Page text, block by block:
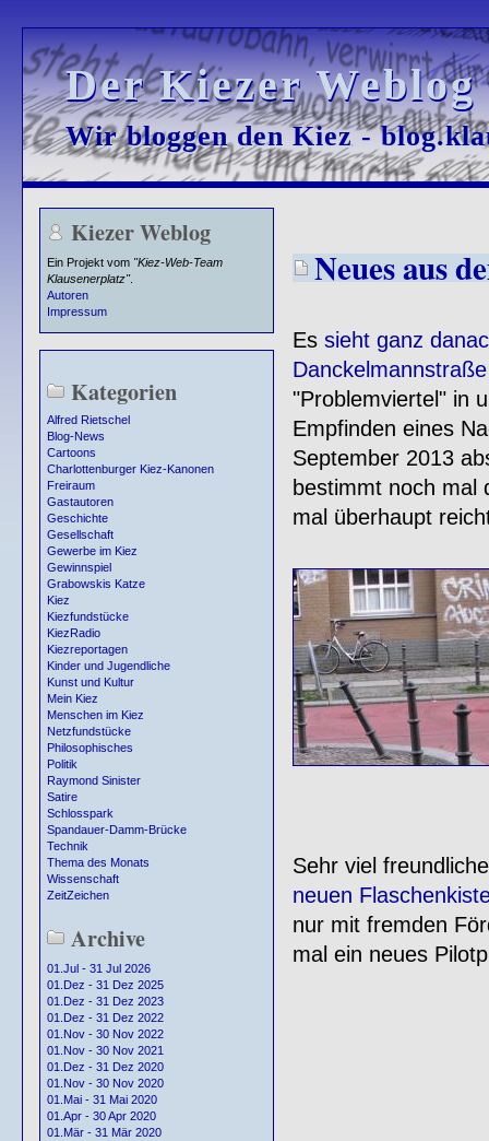
Der Kiezer
Der Kiezer
Wir bloggen den Kiez -
Wir bloggen den Kiez -
Kiezer Weblog
Ein Projekt vom "Kiez-Web-Team
Klausenerplatz".
Autoren
Impressum
Kategorien
Alfred Rietschel
Blog-News
Cartoons
Charlottenburger Kiez-Kanonen
Freiraum
Gastautoren
Geschichte
Gesellschaft
Gewerbe im Kiez
Gewinnspiel
Grabowskis Katze
Kiez
Kiezfundstücke
KiezRadio
Kiezreportagen
Kinder und Jugendliche
Kunst und Kultur
Mein Kiez
Menschen im Kiez
Netzfundstücke
Philosophisches
Politik
Raymond Sinister
Satire
Schlosspark
Spandauer-Damm-Brücke
Technik
Thema des Monats
Wissenschaft
ZeitZeichen
Archive
01.Jul - 31 Jul 2026
01.Dez - 31 Dez 2025
01.Dez - 31 Dez 2023
01.Dez - 31 Dez 2022
01.Nov - 30 Nov 2022
01.Nov - 30 Nov 2021
01.Dez - 31 Dez 2020
01.Nov - 30 Nov 2020
01.Mai - 31 Mai 2020
01.Apr - 30 Apr 2020
01.Mär - 31 Mär 2020
Neues aus
Es sieht ganz
Danckelmannstraße
"Problemviertel" in
Empfinden eines
September 2013
bestimmt noch mal
mal überhaupt
Sehr viel
neuen
nur mit fremden
mal ein neues